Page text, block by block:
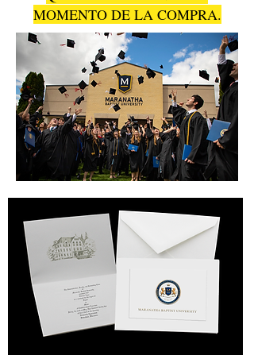
MOMENTO DE LA COMPRA.